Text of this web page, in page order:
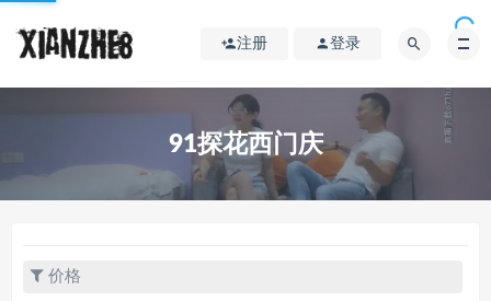
注册 登录
91探花西门庆
价格